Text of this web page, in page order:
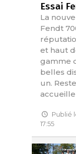
Essai
La
Fendt
et haut
gamme
belles
un.
Publié
17:55